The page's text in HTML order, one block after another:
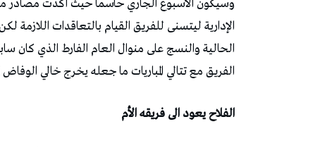
وسيكون الأسبوع الجاري حاسما حيث أكدت مصادر
الإدارية ليتسنى للفريق القيام بالتعاقدات اللازمة
الحالية والنسج على منوال العام الفارط الذي كان
الفريق مع تتالي المباريات ما جعله يخرج خالي الوفاض
الفلاح يعود الى فريقه الأم